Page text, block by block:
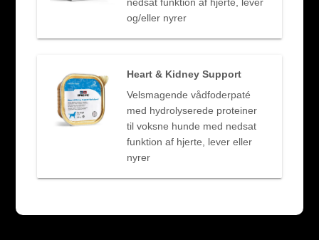
nedsat funktion af hjerte, lever
og/eller nyrer
Heart & Kidney Support
Velsmagende vådfoderpaté
med hydrolyserede proteiner
til voksne hunde med nedsat
funktion af hjerte, lever eller
nyrer